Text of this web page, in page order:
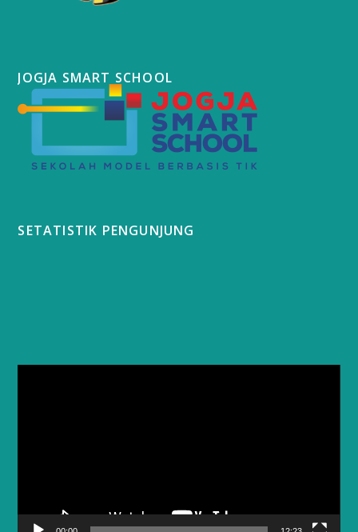
JOGJA SMART SCHOOL
SETATISTIK PENGUNJUNG